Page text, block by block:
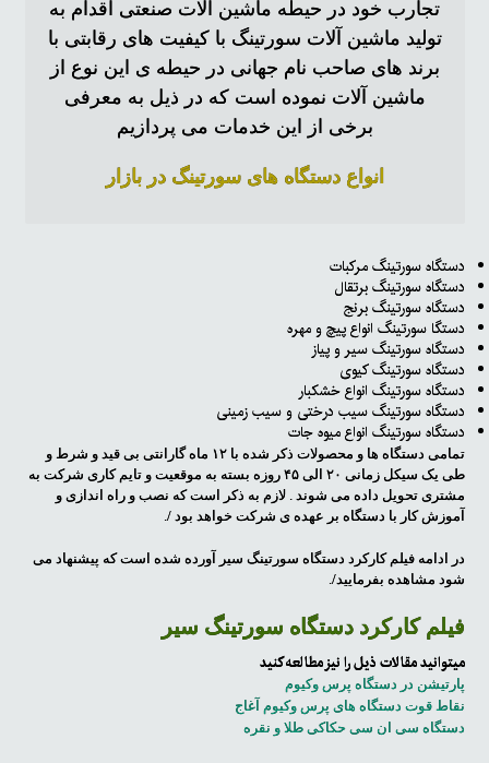
تجارب خود در حیطه ماشین آلات صنعتی اقدام به
تولید ماشین آلات سورتینگ با کیفیت های رقابتی با
برند های صاحب نام جهانی در حیطه ی این نوع از
ماشین آلات نموده است که در ذیل به معرفی
برخی از این خدمات می پردازیم
انواع دستگاه های سورتینگ در بازار
دستگاه سورتینگ مرکبات
دستگاه سورتینگ برتقال
دستگاه سورتینگ برنج
دستگا سورتینگ انواع پیچ و مهره
دستگاه سورتینگ سیر و پیاز
دستگاه سورتینگ کیوی
دستگاه سورتینگ انواع خشکبار
دستگاه سورتینگ سیب درختی و سیب زمینی
دستگاه سورتینگ انواع میوه جات
تمامی دستگاه ها و محصولات ذکر شده با ۱۲ ماه گارانتی بی قید و شرط و
طی یک سیکل زمانی ۲۰ الی ۴۵ روزه بسته به موقعیت و تایم کاری شرکت به
مشتری تحویل داده می شوند . لازم به ذکر است که نصب و راه اندازی و
آموزش کار با دستگاه بر عهده ی شرکت خواهد بود /.
در ادامه فیلم کارکرد دستگاه سورتینگ سیر آورده شده است که پیشنهاد می
شود مشاهده بفرمایید/.
فیلم کارکرد دستگاه سورتینگ سیر
میتوانید مقالات ذیل را نیز مطالعه کنید
پارتیشن در دستگاه پرس وکیوم
نقاط قوت دستگاه های پرس وکیوم آغاج
دستگاه سی ان سی حکاکی طلا و نقره